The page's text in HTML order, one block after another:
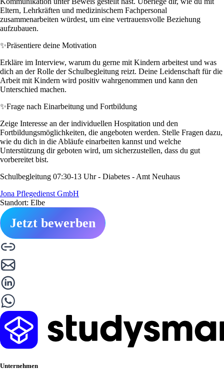
Eltern, Lehrkräften und medizinischem Fachpersonal
zusammenarbeiten würdest, um eine vertrauensvolle Beziehung
aufzubauen.
✨Präsentiere deine Motivation
Erkläre im Interview, warum du gerne mit Kindern arbeitest und was
dich an der Rolle der Schulbegleitung reizt. Deine Leidenschaft für die
Arbeit mit Kindern wird positiv wahrgenommen und kann den
Unterschied machen.
✨Frage nach Einarbeitung und Fortbildung
Zeige Interesse an der individuellen Hospitation und den
Fortbildungsmöglichkeiten, die angeboten werden. Stelle Fragen dazu,
wie du dich in die Abläufe einarbeiten kannst und welche
Unterstützung dir geboten wird, um sicherzustellen, dass du gut
vorbereitet bist.
Schulbegleitung 07:30-13 Uhr - Diabetes - Amt Neuhaus
Jona Pflegedienst GmbH
Standort: Elbe
Jetzt bewerben
Unternehmen